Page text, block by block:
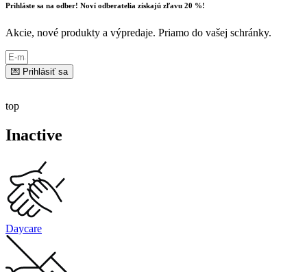
Prihláste sa na odber! Noví odberatelia získajú zľavu 20 %!
Akcie, nové produkty a výpredaje. Priamo do vašej schránky.
💌 Prihlásiť sa
top
Inactive
Daycare